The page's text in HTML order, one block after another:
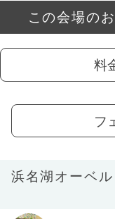
この会場の
料
フ
浜名湖オーベ